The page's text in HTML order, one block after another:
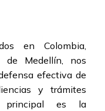
en Colombia,
de Medellín, nos
efectiva de
y trámites
principal es la